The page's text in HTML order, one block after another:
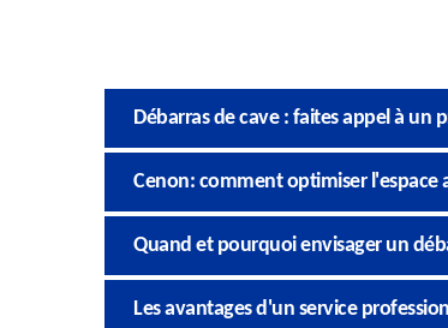
Débarras de cave : faites appel à un
Cenon: comment optimiser l'espace
Quand et pourquoi envisager un
Les avantages d'un service